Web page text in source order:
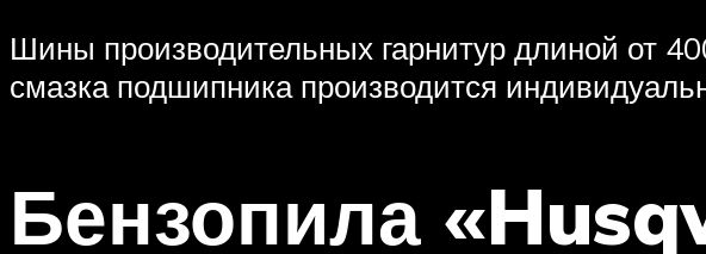
Шины производительных гарнитур длиной от
смазка подшипника производится
Бензопила